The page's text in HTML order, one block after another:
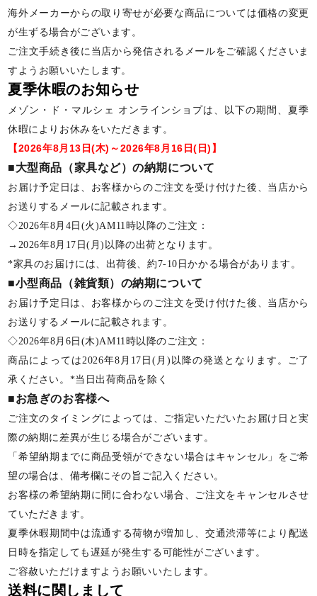
海外メーカーからの取り寄せが必要な商品については価格の変更
が生ずる場合がございます。
ご注文手続き後に当店から発信されるメールをご確認くださいま
すようお願いいたします。
夏季休暇のお知らせ
メゾン・ド・マルシェ オンラインショプは、以下の期間、夏季
休暇によりお休みをいただきます。
【2026年8月13日(木)～2026年8月16日(日)】
■大型商品（家具など）の納期について
お届け予定日は、お客様からのご注文を受け付けた後、当店から
お送りするメールに記載されます。
◇2026年8月4日(火)AM11時以降のご注文：
→2026年8月17日(月)以降の出荷となります。
*家具のお届けには、出荷後、約7-10日かかる場合があります。
■小型商品（雑貨類）の納期について
お届け予定日は、お客様からのご注文を受け付けた後、当店から
お送りするメールに記載されます。
◇2026年8月6日(木)AM11時以降のご注文：
商品によっては2026年8月17日(月)以降の発送となります。ご了
承ください。*当日出荷商品を除く
■お急ぎのお客様へ
ご注文のタイミングによっては、ご指定いただいたお届け日と実
際の納期に差異が生じる場合がございます。
「希望納期までに商品受領ができない場合はキャンセル」をご希
望の場合は、備考欄にその旨ご記入ください。
お客様の希望納期に間に合わない場合、ご注文をキャンセルさせ
ていただきます。
夏季休暇期間中は流通する荷物が増加し、交通渋滞等により配送
日時を指定しても遅延が発生する可能性がございます。
ご容赦いただけますようお願いいたします。
送料に関しまして